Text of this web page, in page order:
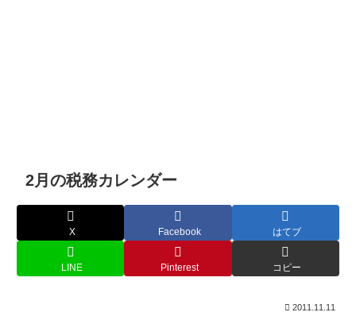
2月の税務カレンダー
X Facebook はてブ
LINE Pinterest コピー
2011.11.11